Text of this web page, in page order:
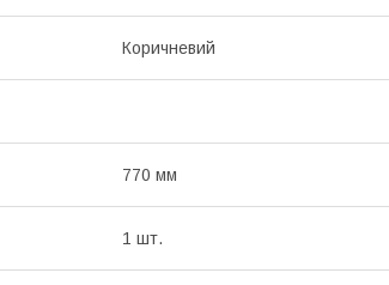
Коричневий
770 мм
1 шт.